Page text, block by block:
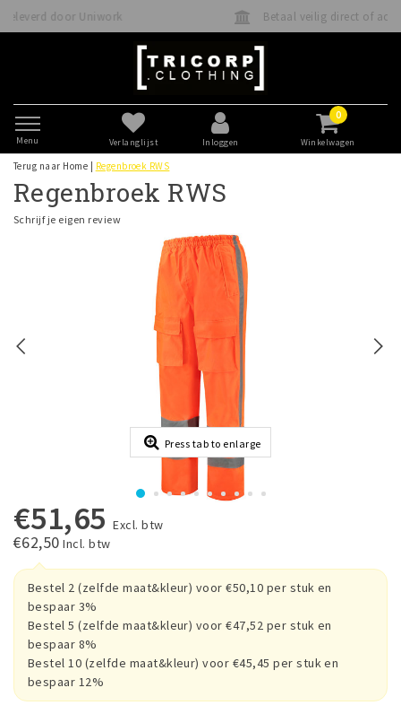
Betaal veilig direct of achteraf met Klarna
Menu Verlanglijst Inloggen
0
Winkelwagen
Terug naar Home Regenbroek RWS
Regenbroek RWS
Schrijf je eigen review
Press tab to enlarge
€51,65 Excl. btw
€62,50 Incl. btw
Bestel 2 (zelfde maat&kleur) voor €50,10 per stuk en
bespaar 3%
Bestel 5 (zelfde maat&kleur) voor €47,52 per stuk en
bespaar 8%
Bestel 10 (zelfde maat&kleur) voor €45,45 per stuk en
bespaar 12%